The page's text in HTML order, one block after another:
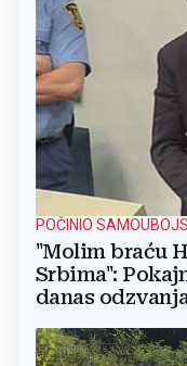
POČINIO
"Molim braću
Srbima":
danas